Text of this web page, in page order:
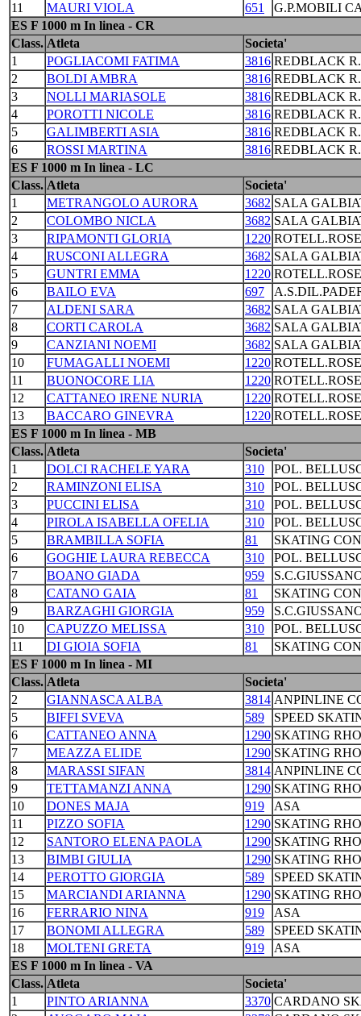
11
MAURI VIOLA 651
G.P.MOBILI
ES F 1000 m In linea - CR
Class. Atleta
Societa'
1
POGLIACOMI FATIMA 3816 REDBLACK
2
BOLDI AMBRA 3816 REDBLACK
3
NOLLI MARIASOLE 3816 REDBLACK
4
POROTTI NICOLE 3816 REDBLACK
5
GALIMBERTI ASIA 3816 REDBLACK
6
ROSSI MARTINA 3816 REDBLACK
ES F 1000 m In linea - LC
Class. Atleta
Societa'
1
METRANGOLO AURORA 3682 SALA
2
COLOMBO NICLA 3682 SALA
3
RIPAMONTI GLORIA 1220
4
RUSCONI ALLEGRA 3682 SALA
5
GUNTRI EMMA 1220
6
BAILO EVA 697
7
ALDENI SARA 3682 SALA
8
CORTI CAROLA 3682 SALA
9
CANZIANI NOEMI 3682 SALA
10
FUMAGALLI NOEMI 1220
11
BUONOCORE LIA 1220
12
CATTANEO IRENE NURIA 1220
13
BACCARO GINEVRA 1220
ES F 1000 m In linea - MB
Class. Atleta
Societa'
1
DOLCI RACHELE YARA 310
POL.
2
RAMINZONI ELISA 310
POL.
3
PUCCINI ELISA 310
POL.
4
PIROLA ISABELLA OFELIA 310
POL.
5
BRAMBILLA SOFIA 81
SKATING
6
GOGHIE LAURA REBECCA 310
POL.
7
BOANO GIADA 959
8
CATANO GAIA 81
SKATING
9
BARZAGHI GIORGIA 959
10
CAPUZZO MELISSA 310
POL.
11
DI GIOIA SOFIA 81
SKATING
ES F 1000 m In linea - MI
Class. Atleta
Societa'
2
GIANNASCA ALBA 3814 ANPINLINE
5
BIFFI SVEVA 589
SPEED
6
CATTANEO ANNA 1290 SKATING RHO
7
MEAZZA ELIDE 1290 SKATING RHO
8
MARASSI SIFAN 3814 ANPINLINE
9
TETTAMANZI ANNA 1290 SKATING RHO
10
DONES MAJA 919
ASA
11
PIZZO SOFIA 1290 SKATING RHO
12
SANTORO ELENA PAOLA 1290 SKATING RHO
13
BIMBI GIULIA 1290 SKATING RHO
14
PEROTTO GIORGIA 589
SPEED
15
MARCIANDI ARIANNA 1290 SKATING RHO
16
FERRARIO NINA 919
ASA
17
BONOMI ALLEGRA 589
SPEED
18
MOLTENI GRETA 919
ASA
ES F 1000 m In linea - VA
Class. Atleta
Societa'
1
PINTO ARIANNA 3370 CARDANO